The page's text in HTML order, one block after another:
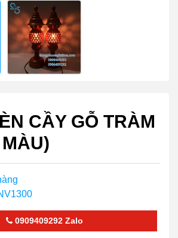
CẦY GỖ TRÀM
0909409292Zalo